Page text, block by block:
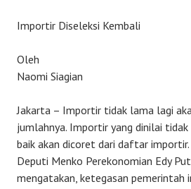
Importir Diseleksi Kembali
Oleh
Naomi Siagian
Jakarta – Importir tidak lama lagi
jumlahnya. Importir yang dinilai
baik akan dicoret dari daftar importir.
Deputi Menko Perekonomian Edy
mengatakan, ketegasan pemerintah